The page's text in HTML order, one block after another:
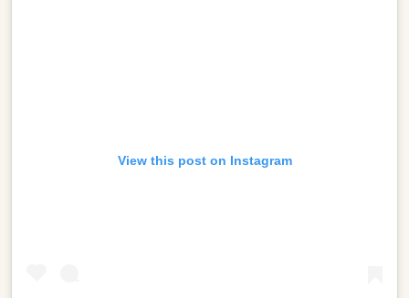
View this post on Instagram